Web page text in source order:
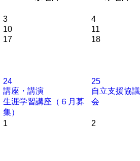
3 4
10 11
17 18
24
講座・講演
生涯学習講座（６月募
集）
25
自立支援協議
会
1 2